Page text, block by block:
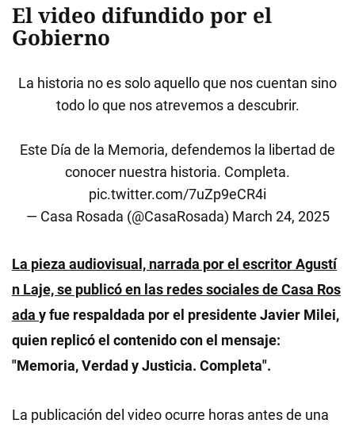
El video difundido por el
Gobierno
La historia no es solo aquello que nos cuentan sino
todo lo que nos atrevemos a descubrir.
Este Día de la Memoria, defendemos la libertad de
conocer nuestra historia. Completa.
pic.twitter.com/7uZp9eCR4i
— Casa Rosada (@CasaRosada) March 24, 2025
La pieza audiovisual, narrada por el escritor Agustí
n Laje, se publicó en las redes sociales de Casa Ros
ada y fue respaldada por el presidente Javier Milei,
quien replicó el contenido con el mensaje:
"Memoria, Verdad y Justicia. Completa".
La publicación del video ocurre horas antes de una